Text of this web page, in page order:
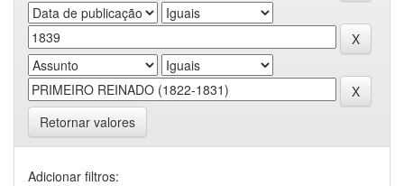
Retornar valores
Adicionar filtros: